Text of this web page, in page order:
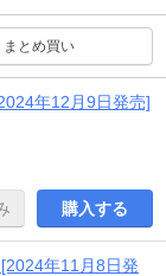
まとめ買い
年12月9日発売]
購入する
年11月8日発